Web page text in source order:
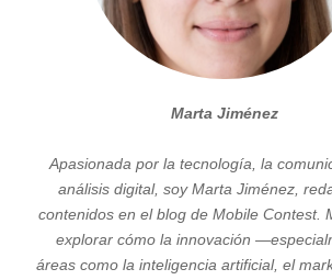
Marta Jiménez
Apasionada por la tecnología, la
análisis digital, soy Marta Jiménez,
contenidos en el blog de Mobile Contest.
explorar cómo la innovación
áreas como la inteligencia artificial, el